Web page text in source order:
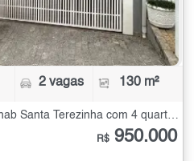
2 vagas 130 m²
Casa Térrea à Venda na Cohab Santa Terezinha com 4 quartos - 130 m²
R$ 950.000